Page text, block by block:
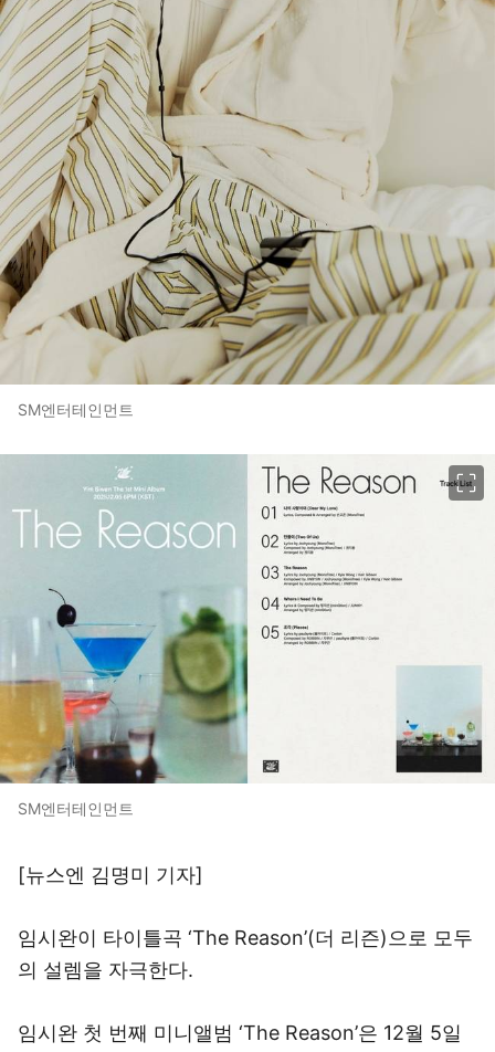
SM엔터테인먼트
SM엔터테인먼트
[뉴스엔 김명미 기자]
임시완이 타이틀곡 ‘The Reason’(더 리즌)으로 모두
의 설렘을 자극한다.
임시완 첫 번째 미니앨범 ‘The Reason’은 12월 5일